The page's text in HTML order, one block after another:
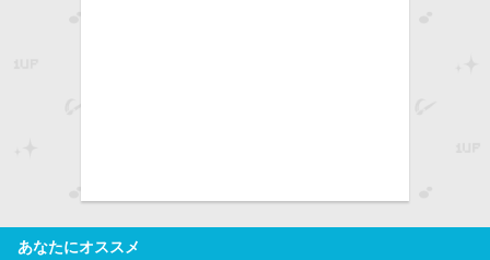
あなたにオススメ